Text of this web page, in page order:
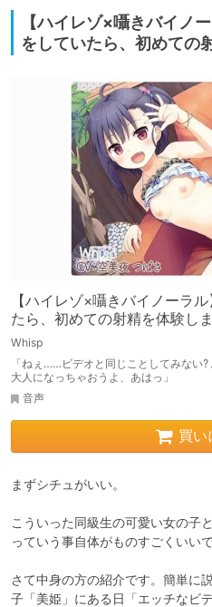
【ハイレゾ×囁きバイノ
をしていたら、初めての
【ハイレゾ×囁きバイノーラ
たら、初めての射精を体験し
Whisp
「ねぇ……ビデオと同じことしてみない?
大人になっちゃおうよ、あはっ」
音声
買い
まずシチュがいい。
こういった同級生の可愛い女の子
っていう事自体がものすごくいい
さて中身の方の紹介です。簡単に
子「美姫」にある日「エッチなビ